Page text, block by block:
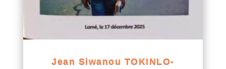
Jean Siwanou TOKINLO-